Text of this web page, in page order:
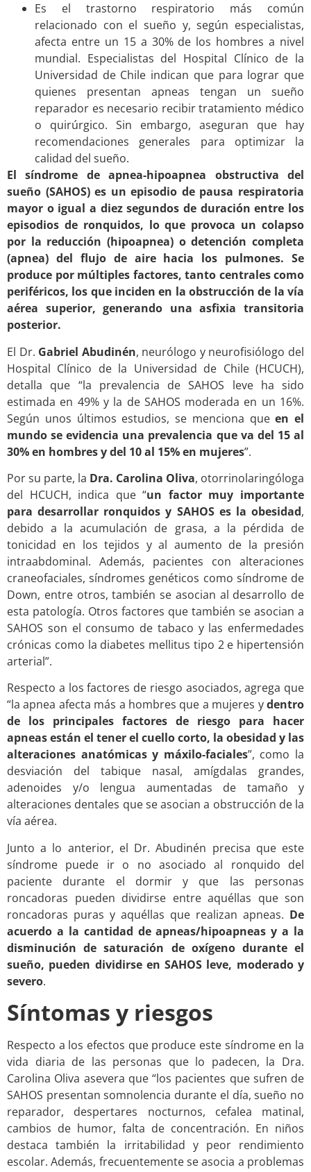
Es el trastorno respiratorio más común
relacionado con el sueño y, según especialistas,
afecta entre un 15 a 30% de los hombres a nivel
mundial. Especialistas del Hospital Clínico de la
Universidad de Chile indican que para lograr que
quienes presentan apneas tengan un sueño
reparador es necesario recibir tratamiento médico
o quirúrgico. Sin embargo, aseguran que hay
recomendaciones generales para optimizar la
calidad del sueño.
El síndrome de apnea-hipoapnea obstructiva del
sueño (SAHOS) es un episodio de pausa respiratoria
mayor o igual a diez segundos de duración entre los
episodios de ronquidos, lo que provoca un colapso
por la reducción (hipoapnea) o detención completa
(apnea) del flujo de aire hacia los pulmones. Se
produce por múltiples factores, tanto centrales como
periféricos, los que inciden en la obstrucción de la vía
aérea superior, generando una asfixia transitoria
posterior.
El Dr. Gabriel Abudinén, neurólogo y neurofisiólogo del
Hospital Clínico de la Universidad de Chile (HCUCH),
detalla que “la prevalencia de SAHOS leve ha sido
estimada en 49% y la de SAHOS moderada en un 16%.
Según unos últimos estudios, se menciona queen el
mundo se evidencia una prevalencia que va del 15 al
30% en hombres y del 10 al 15% en mujeres”.
Por su parte, la Dra. Carolina Oliva, otorrinolaringóloga
del HCUCH, indica que “un factor muy importante
para desarrollar ronquidos y SAHOS es la obesidad,
debido a la acumulación de grasa, a la pérdida de
tonicidad en los tejidos y al aumento de la presión
intraabdominal. Además, pacientes con alteraciones
craneofaciales, síndromes genéticos como síndrome de
Down, entre otros, también se asocian al desarrollo de
esta patología. Otros factores que también se asocian a
SAHOS son el consumo de tabaco y las enfermedades
crónicas como la diabetes mellitus tipo 2 e hipertensión
arterial”.
Respecto a los factores de riesgo asociados, agrega que
“la apnea afecta más a hombres que a mujeres ydentro
de los principales factores de riesgo para hacer
apneas están el tener el cuello corto, la obesidad y las
alteraciones anatómicas y máxilo-faciales”, como la
desviación del tabique nasal, amígdalas grandes,
adenoides y/o lengua aumentadas de tamaño y
alteraciones dentales que se asocian a obstrucción de la
vía aérea.
Junto a lo anterior, el Dr. Abudinén precisa que este
síndrome puede ir o no asociado al ronquido del
paciente durante el dormir y que las personas
roncadoras pueden dividirse entre aquéllas que son
roncadoras puras y aquéllas que realizan apneas. De
acuerdo a la cantidad de apneas/hipoapneas y a la
disminución de saturación de oxígeno durante el
sueño, pueden dividirse en SAHOS leve, moderado y
severo.
Síntomas y riesgos
Respecto a los efectos que produce este síndrome en la
vida diaria de las personas que lo padecen, la Dra.
Carolina Oliva asevera que “los pacientes que sufren de
SAHOS presentan somnolencia durante el día, sueño no
reparador, despertares nocturnos, cefalea matinal,
cambios de humor, falta de concentración. En niños
destaca también la irritabilidad y peor rendimiento
escolar. Además, frecuentemente se asocia a problemas